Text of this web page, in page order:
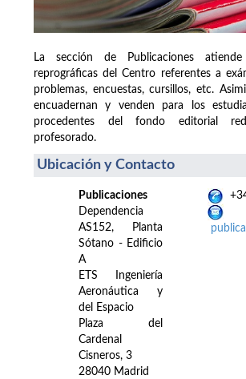
La sección de Publicaciones atiende
reprográficas del Centro referentes a
problemas, encuestas, cursillos, etc.
encuadernan y venden para los
procedentes del fondo editorial
profesorado.
Ubicación y Contacto
Publicaciones
Dependencia
AS152, Planta
Sótano - Edificio
A
ETS Ingeniería
Aeronáutica y
del Espacio
Plaza del
Cardenal
Cisneros, 3
28040 Madrid